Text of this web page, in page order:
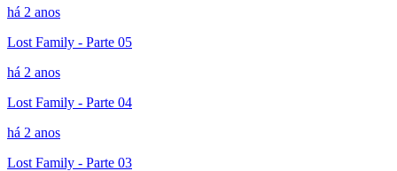
há 2 anos
Lost Family - Parte 05
há 2 anos
Lost Family - Parte 04
há 2 anos
Lost Family - Parte 03